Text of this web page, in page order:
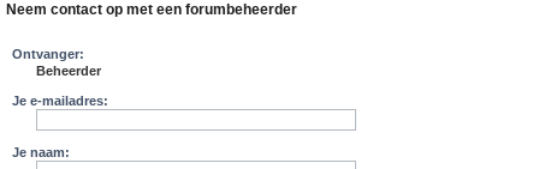
Neem contact op met een forumbeheerder
Ontvanger:
Beheerder
Je e-mailadres:
Je naam: